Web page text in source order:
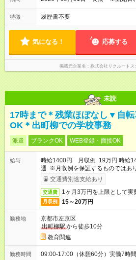
特徴 履歴書不要
気になる！ 応募する
掲載元企業名 株式会社リクルートス
未読
17時まで＊残業ほぼなし▼自
OK＊出町柳での学校事務
派遣 ブランクOK WEB登録・面接OK
給与
時給1400円 月収例 19万円 時給
週 ※月収例を保証するものではあり
交通費別途支給あり
交通費 1ヶ月3万円を上限として実
月収例 15～20万円
勤務地
京都市左京区
出町柳駅から徒歩10分
教育関連
勤務時間 09:00-17:00（休憩60分）実働7時間